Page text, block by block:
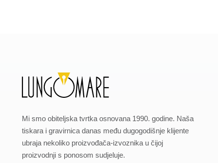
Mi smo obiteljska tvrtka osnovana 1990. godine. Naša
tiskara i gravirnica danas među dugogodišnje klijente
ubraja nekoliko proizvođača-izvoznika u čijoj
proizvodnji s ponosom sudjeluje.